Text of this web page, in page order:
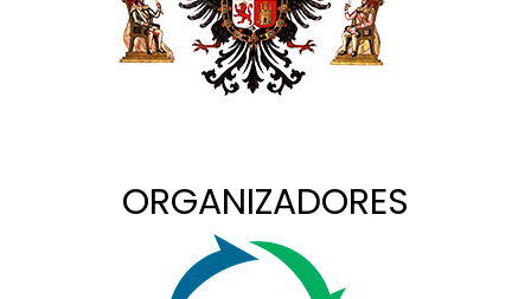
ORGANIZADORES